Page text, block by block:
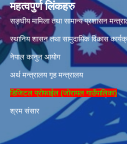
महत्वपुर्ण लिंकहरु
सङ्घीय मामिला तथा सामान्य प्रशासन
स्थानिय शासन तथा सामुदायिक विकास
नेपाल कानुन आयोग
अर्थ मन्त्रालय गृह मन्त्रालय
डिजिटल प्रोफाईल (जोरायल गाउँपालिका)
श्रम संसार